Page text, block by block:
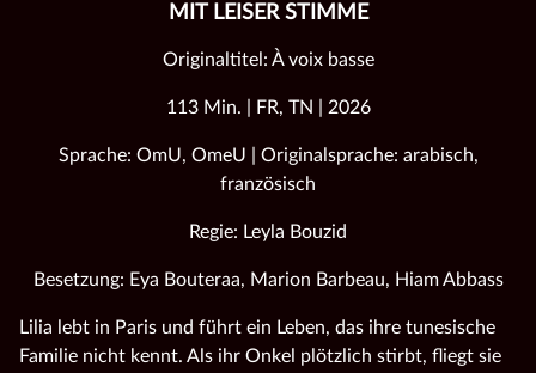
MIT LEISER STIMME
Originaltitel: À voix basse
113 Min. | FR, TN | 2026
Sprache: OmU, OmeU | Originalsprache: arabisch,
französisch
Regie: Leyla Bouzid
Besetzung: Eya Bouteraa, Marion Barbeau, Hiam Abbass
Lilia lebt in Paris und führt ein Leben, das ihre tunesische
Familie nicht kennt. Als ihr Onkel plötzlich stirbt, fliegt sie